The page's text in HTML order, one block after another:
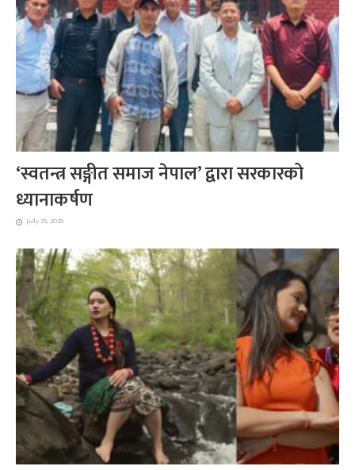
‘स्वतन्त्र सङ्गीत समाज नेपाल’ द्वारा सरकारको
ध्यानाकर्षण
July 25, 2026